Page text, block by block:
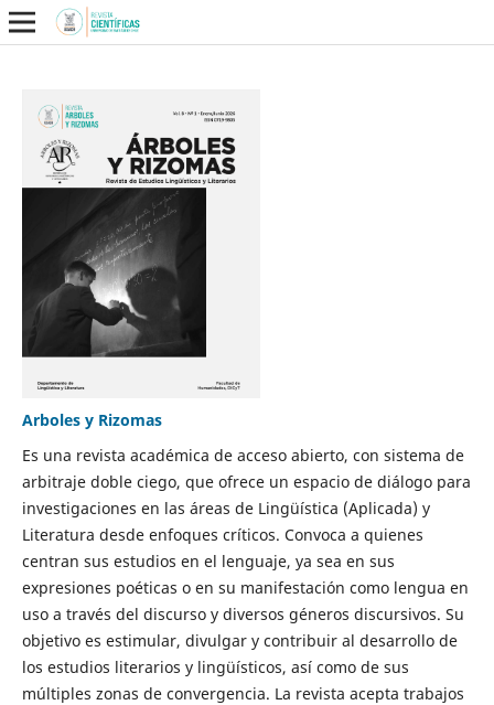
Arboles y Rizomas
Es una revista académica de acceso abierto, con sistema de
arbitraje doble ciego, que ofrece un espacio de diálogo para
investigaciones en las áreas de Lingüística (Aplicada) y
Literatura desde enfoques críticos. Convoca a quienes
centran sus estudios en el lenguaje, ya sea en sus
expresiones poéticas o en su manifestación como lengua en
uso a través del discurso y diversos géneros discursivos. Su
objetivo es estimular, divulgar y contribuir al desarrollo de
los estudios literarios y lingüísticos, así como de sus
múltiples zonas de convergencia. La revista acepta trabajos